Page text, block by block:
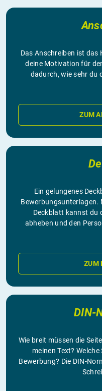
Das Anschreiben ist das
deine Motivation für
dadurch, wie sehr du
ZUM
Ein gelungenes
Bewerbungsunterlagen.
Deckblatt kannst du
abheben und den
ZUM
DIN-
Wie breit müssen die
meinen Text?
Bewerbung? Die DIN-